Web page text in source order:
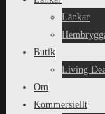
Länkar
Butik
Living
Om
Kommersiellt